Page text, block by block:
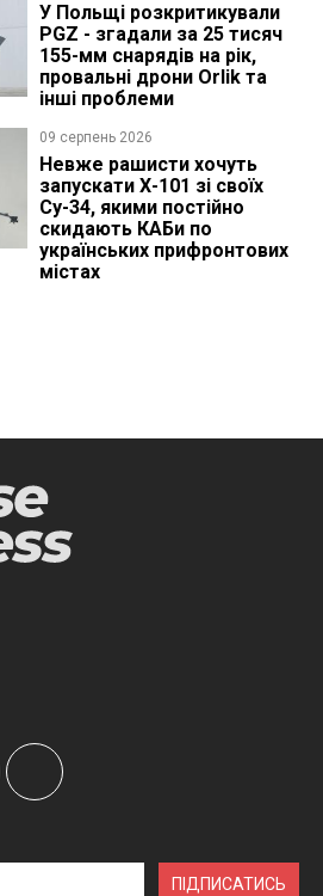
У Польщі розкритикували
PGZ - згадали за 25 тисяч
155-мм снарядів на рік,
провальні дрони Orlik та
інші проблеми
09 серпень 2026
Невже рашисти хочуть
запускати Х-101 зі своїх
Су-34, якими постійно
скидають КАБи по
українських прифронтових
містах
ПІДПИСАТИСЬ